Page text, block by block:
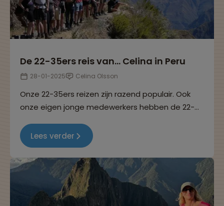
De 22-35ers reis van… Celina in Peru
28-01-2025 Celina Olsson
Onze 22-35ers reizen zijn razend populair. Ook
onze eigen jonge medewerkers hebben de 22-
interviews delen ze hun ervaringen. Dit keer
vertelt Celina over haar 22-35ers reis naar Peru.
Lees verder